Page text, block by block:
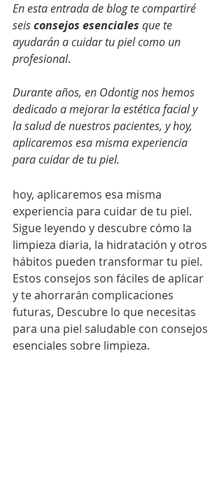
En esta entrada de blog te compartiré
seis consejos esenciales que te
ayudarán a cuidar tu piel como un
profesional.
Durante años, en Odontig nos hemos
dedicado a mejorar la estética facial y
la salud de nuestros pacientes, y hoy,
aplicaremos esa misma experiencia
para cuidar de tu piel.
hoy, aplicaremos esa misma
experiencia para cuidar de tu piel.
Sigue leyendo y descubre cómo la
limpieza diaria, la hidratación y otros
hábitos pueden transformar tu piel.
Estos consejos son fáciles de aplicar
y te ahorrarán complicaciones
futuras, Descubre lo que necesitas
para una piel saludable con consejos
esenciales sobre limpieza.